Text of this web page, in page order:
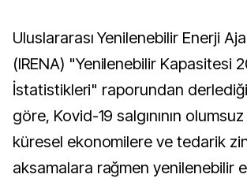
Uluslararası Yenilenebilir Enerji Ajansı'nın
(IRENA) "Yenilenebilir Kapasitesi
İstatistikleri" raporundan
göre, Kovid-19 salgınının
küresel ekonomilere ve tedarik
aksamalara rağmen yenilenebilir